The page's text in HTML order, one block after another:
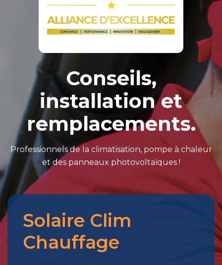
Conseils,
installation et
remplacements.
Professionnels de la climatisation, pompe à chaleur
et des panneaux photovoltaïques !
Merci
pour
votre
Solaire Clim
Chauffage